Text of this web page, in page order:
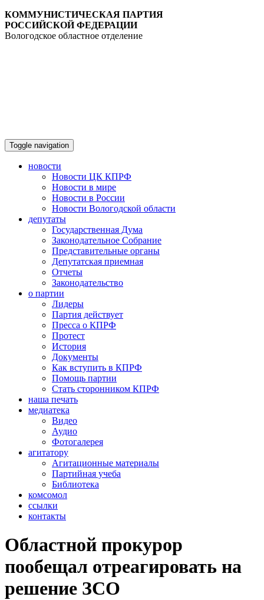
КОММУНИСТИЧЕСКАЯ ПАРТИЯ
РОССИЙСКОЙ ФЕДЕРАЦИИ
Вологодское областное отделение
Toggle navigation
новости
Новости ЦК КПРФ
Новости в мире
Новости в России
Новости Вологодской области
депутаты
Государственная Дума
Законодательное Собрание
Представительные органы
Депутатская приемная
Отчеты
Законодательство
о партии
Лидеры
Партия действует
Пресса о КПРФ
Протест
История
Документы
Как вступить в КПРФ
Помощь партии
Стать сторонником КПРФ
наша печать
медиатека
Видео
Аудио
Фотогалерея
агитатору
Агитационные материалы
Партийная учеба
Библиотека
комсомол
ссылки
контакты
Областной прокурор
пообещал отреагировать на
решение ЗСО